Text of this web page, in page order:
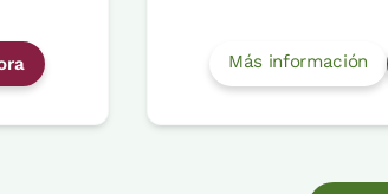
Más información